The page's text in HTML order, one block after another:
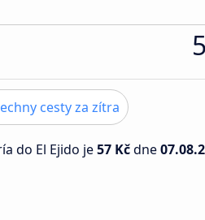
cesty za zítra
do El Ejido je57 Kčdne